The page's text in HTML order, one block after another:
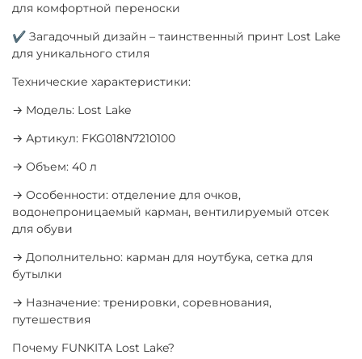
для комфортной переноски
✔ Загадочный дизайн – таинственный принт Lost Lake
для уникального стиля
Технические характеристики:
→ Модель: Lost Lake
→ Артикул: FKG018N7210100
→ Объем: 40 л
→ Особенности: отделение для очков,
водонепроницаемый карман, вентилируемый отсек
для обуви
→ Дополнительно: карман для ноутбука, сетка для
бутылки
→ Назначение: тренировки, соревнования,
путешествия
Почему FUNKITA Lost Lake?